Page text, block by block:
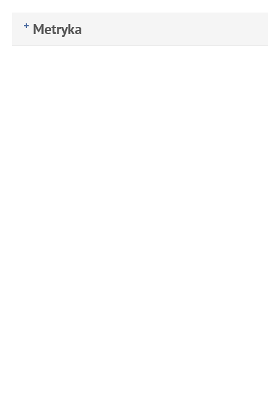
Metryka